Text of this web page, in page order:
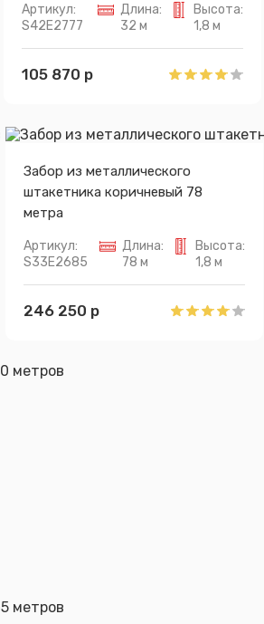
Артикул:
S42E2777
Длина:
32 м
Высота:
1,8 м
105 870 р
Забор из металлического
штакетника коричневый 78
метра
Артикул:
S33E2685
Длина:
78 м
Высота:
1,8 м
246 250 р